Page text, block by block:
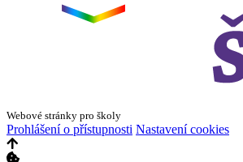
Webové stránky pro školy
Prohlášení o přístupnosti Nastavení cookies